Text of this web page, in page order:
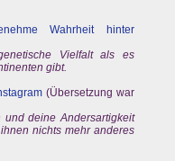
Wahrheit hinter
Vielfalt als es
gibt.
(Übersetzung war
deine Andersartigkeit
nichts mehr anderes